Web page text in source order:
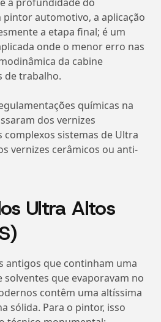
pintor automotivo, a aplicação
a etapa final; é um
onde o menor erro nas
da cabine
de trabalho.
químicas na
dos vernizes
complexos sistemas de Ultra
vernizes cerâmicos ou anti-
Ultra Altos
antigos que continham uma
que evaporavam no
contêm uma altíssima
sólida. Para o pintor, isso